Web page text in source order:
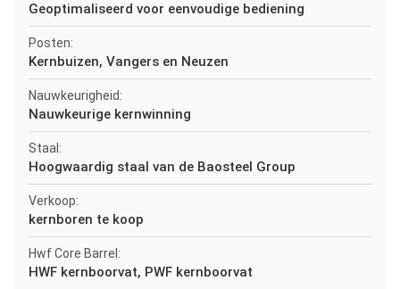
Geoptimaliseerd voor eenvoudige bediening
Posten:
Kernbuizen, Vangers en Neuzen
Nauwkeurigheid:
Nauwkeurige kernwinning
Staal:
Hoogwaardig staal van de Baosteel Group
Verkoop:
kernboren te koop
Hwf Core Barrel:
HWF kernboorvat, PWF kernboorvat